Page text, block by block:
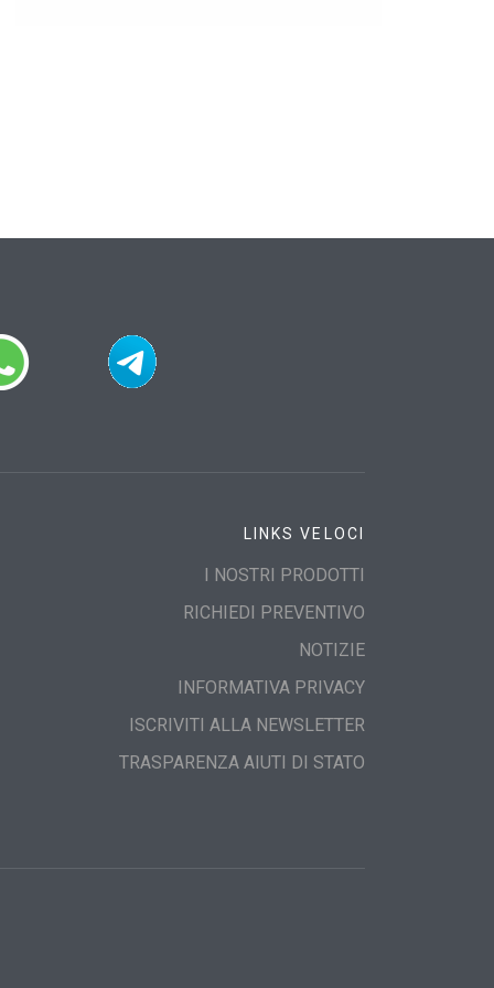
LINKS VELOCI
I NOSTRI PRODOTTI
RICHIEDI PREVENTIVO
NOTIZIE
INFORMATIVA PRIVACY
ISCRIVITI ALLA NEWSLETTER
TRASPARENZA AIUTI DI STATO